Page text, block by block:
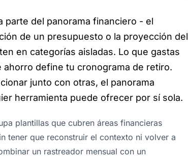
parte del panorama financiero - el
de un presupuesto o la proyección del
en categorías aisladas. Lo que gastas
ahorro define tu cronograma de retiro.
junto con otras, el panorama
herramienta puede ofrecer por sí sola.
plantillas que cubren áreas financieras
tener que reconstruir el contexto ni volver a
un rastreador mensual con un